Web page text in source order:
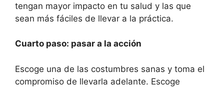
tengan mayor impacto en tu salud y las que
sean más fáciles de llevar a la práctica.
Cuarto paso: pasar a la acción
Escoge una de las costumbres sanas y toma el
compromiso de llevarla adelante. Escoge